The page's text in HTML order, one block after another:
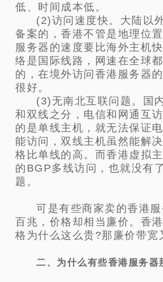
低、时间成本低。
(2)访问速度快。大陆以
备案的，香港不管是地理位
服务器的速度要比海外主机
络是国际线路，网速在全球
的，在境外访问香港服务器
很好。
(3)无南北互联问题。国
和双线之分，电信和网通互
的是单线主机，就无法保证
能访问，双线主机虽然能解
格比单线的高。而香港虚拟
的BGP多线访问，也就没有
题。
可是有些商家卖的香港
百兆，价格却相当廉价。香
格为什么这么贵?那廉价带宽
二、为什么有些香港服务器